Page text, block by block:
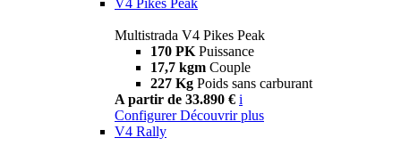
Multistrada V4 Pikes Peak
170 PK Puissance
17,7 kgm Couple
227 Kg Poids sans carburant
A partir de 33.890 € i
Configurer Découvrir plus
V4 Rally